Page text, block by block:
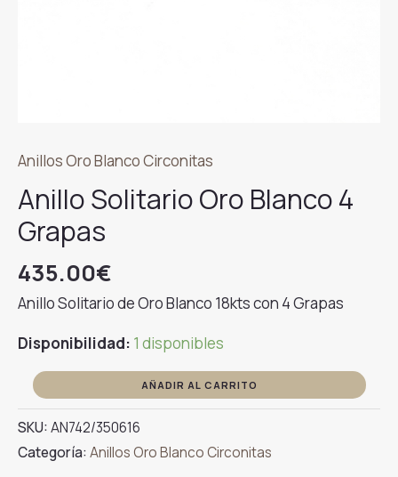
Anillos Oro Blanco Circonitas
Anillo Solitario Oro Blanco 4
Grapas
435.00€
Anillo Solitario de Oro Blanco 18kts con 4 Grapas
Disponibilidad: 1 disponibles
Anillo
Solitario
Oro
Blanco
AÑADIR AL CARRITO
SKU:AN742/350616
Categoría:Anillos Oro Blanco Circonitas